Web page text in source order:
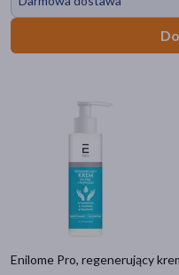
Enilome Pro, regenerujący